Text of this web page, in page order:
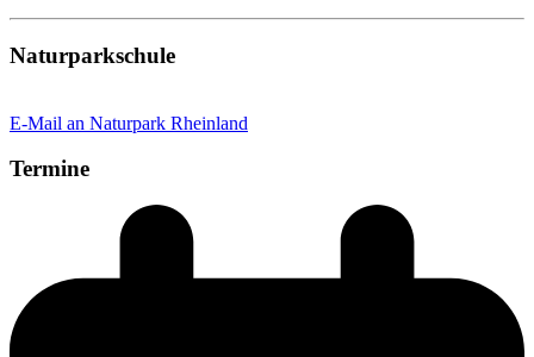
Naturparkschule
E-Mail an Naturpark Rheinland
Termine